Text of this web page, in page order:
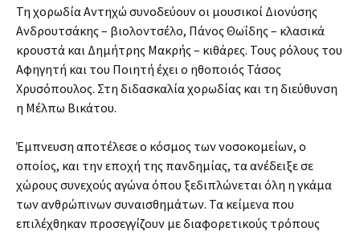
Τη χορωδία Αντηχώ συνοδεύουν οι μουσικοί Διονύσης
Ανδρουτσάκης – βιολοντσέλο, Πάνος Θωΐδης – κλασικά
κρουστά και Δημήτρης Μακρής – κιθάρες. Τους ρόλους του
Αφηγητή και του Ποιητή έχει ο ηθοποιός Τάσος
Χρυσόπουλος. Στη διδασκαλία χορωδίας και τη διεύθυνση
η Μέλπω Βικάτου.
Έμπνευση αποτέλεσε ο κόσμος των νοσοκομείων, ο
οποίος, και την εποχή της πανδημίας, τα ανέδειξε σε
χώρους συνεχούς αγώνα όπου ξεδιπλώνεται όλη η γκάμα
των ανθρώπινων συναισθημάτων. Τα κείμενα που
επιλέχθηκαν προσεγγίζουν με διαφορετικούς τρόπους